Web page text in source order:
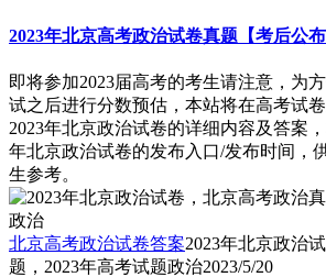
2023年北京高考政治试卷真题【考后公布
即将参加2023届高考的考生请注意，为
试之后进行分数预估，本站将在高考试
2023年北京政治试卷的详细内容及答案
年北京政治试卷的发布入口/发布时间，
生参考。
北京高考政治试卷答案2023年北京政治
题，2023年高考试题政治2023/5/20